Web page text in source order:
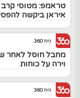
טראמפ: מטוסי קרב
איראן ביקשה
ניוז 360
מחבל חוסל לאחר
וירה על כוחות
ניוז 360